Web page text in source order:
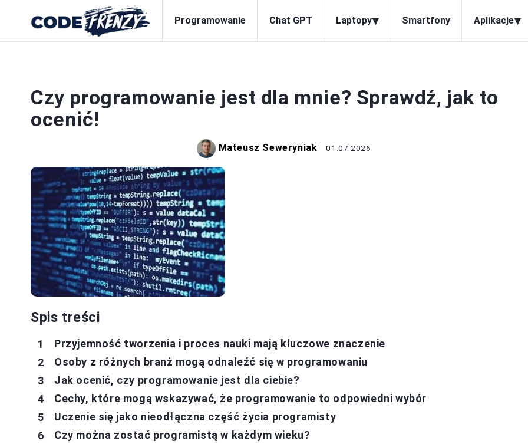
Programowanie Chat GPT Laptopy▾ Smartfony Aplikacje▾
Czy programowanie jest dla mnie? Sprawdź, jak to
ocenić!
Mateusz Seweryniak 01.07.2026
Spis treści
Przyjemność tworzenia i proces nauki mają kluczowe znaczenie
Osoby z różnych branż mogą odnaleźć się w programowaniu
Jak ocenić, czy programowanie jest dla ciebie?
Cechy, które mogą wskazywać, że programowanie to odpowiedni wybór
Uczenie się jako nieodłączna część życia programisty
Czy można zostać programistą w każdym wieku?